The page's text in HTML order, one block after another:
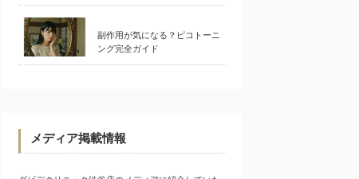
副作用が気になる？ピコトーニ
ング完全ガイド
メディア掲載情報